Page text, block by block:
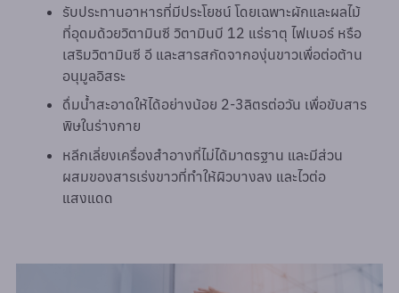
รับประทานอาหารที่มีประโยชน์ โดยเฉพาะผักและผลไม้
ที่อุดมด้วยวิตามินซี วิตามินบี 12 แร่ธาตุ ไฟเบอร์ หรือ
เสริมวิตามินซี อี และสารสกัดจากองุ่นขาวเพื่อต่อต้าน
อนุมูลอิสระ
ดื่มน้ำสะอาดให้ได้อย่างน้อย 2-3ลิตรต่อวัน เพื่อขับสาร
พิษในร่างกาย
หลีกเลี่ยงเครื่องสำอางที่ไม่ได้มาตรฐาน และมีส่วน
ผสมของสารเร่งขาวที่ทำให้ผิวบางลง และไวต่อ
แสงแดด